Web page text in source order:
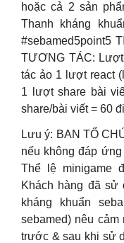
hoặc cả 2 sản
Thanh kháng
#sebamed5point5
TƯƠNG TÁC:
tác ảo 1 lượt react
1 lượt share bài
share/bài viết = 60
Lưu ý: BAN TỔ
nếu không đáp
Thể lệ minigame
Khách hàng đã sử
kháng khuẩn
sebamed) nêu
trước & sau khi sử